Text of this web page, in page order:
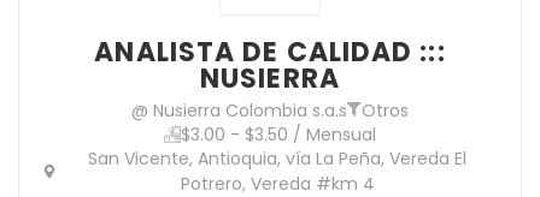
ANALISTA DE CALIDAD :::
NUSIERRA
@ Nusierra Colombia s.a.s
Otros
$3.00 - $3.50 / Mensual
San Vicente, Antioquia, vía La Peña, Vereda El
Potrero, Vereda #km 4